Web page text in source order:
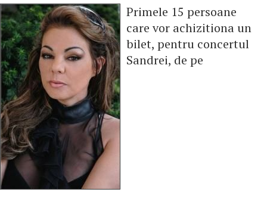
Primele 15 persoane
care vor achizitiona un
bilet, pentru concertul
Sandrei, de pe